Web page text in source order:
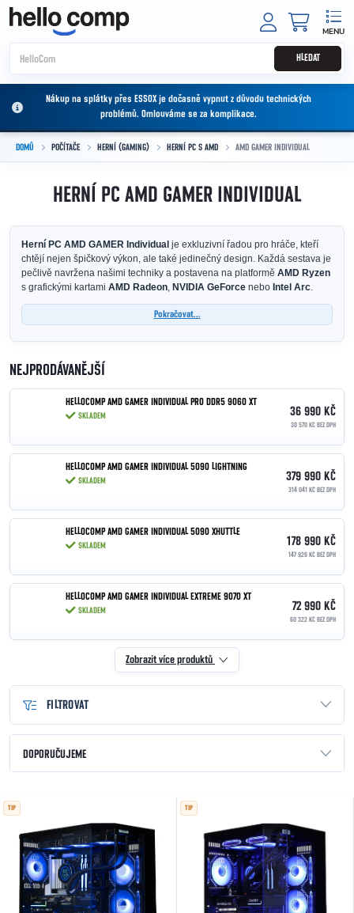
Přejít na obsah
HLEDAT
Nákup na splátky přes ESSOX je dočasně vypnut z důvodu technických
problémů. Omlouváme se za komplikace.
DOMŮ POČÍTAČE HERNÍ (GAMING) HERNÍ PC S AMD AMD GAMER INDIVIDUAL
HERNÍ PC AMD GAMER INDIVIDUAL
Herní PC AMD GAMER Individual je exkluzivní řadou pro hráče, kteří
chtějí nejen špičkový výkon, ale také jedinečný design. Každá sestava je
pečlivě navržena našimi techniky a postavena na platformě AMD Ryzen
s grafickými kartami AMD Radeon, NVIDIA GeForce nebo Intel Arc.
Pokračovat...
NEJPRODÁVANĚJŠÍ
HELLOCOMP AMD GAMER INDIVIDUAL PRO DDR5 9060 XT
SKLADEM 36 990 KČ
30 570 KČ BEZ DPH
HELLOCOMP AMD GAMER INDIVIDUAL 5090 LIGHTNING
SKLADEM 379 990 KČ
314 041 KČ BEZ DPH
HELLOCOMP AMD GAMER INDIVIDUAL 5090 XHUTTLE
SKLADEM 178 990 KČ
147 926 KČ BEZ DPH
HELLOCOMP AMD GAMER INDIVIDUAL EXTREME 9070 XT
SKLADEM 72 990 KČ
60 322 KČ BEZ DPH
Zobrazit více produktů
FILTROVAT
Řazení produktů
DOPORUČUJEME
NEJDRAŽŠÍ
NEJPRODÁVANĚJŠÍ
ABECEDNĚ
Výpis produktů
TIP TIP